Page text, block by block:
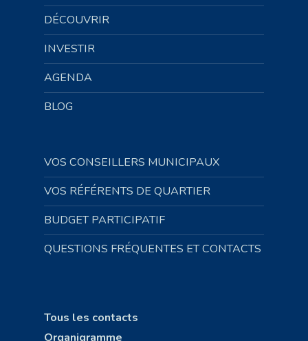
DÉCOUVRIR
INVESTIR
AGENDA
BLOG
VOS CONSEILLERS MUNICIPAUX
VOS RÉFÉRENTS DE QUARTIER
BUDGET PARTICIPATIF
QUESTIONS FRÉQUENTES ET CONTACTS
Tous les contacts
Organigramme